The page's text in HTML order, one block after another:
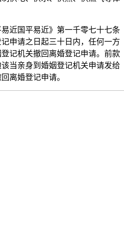
国平易近》第一千零七十七条
申请之日起三十日内，任何一方
记机关撤回离婚登记申请。前款
当亲身到婚姻登记机关申请发给
离婚登记申请。